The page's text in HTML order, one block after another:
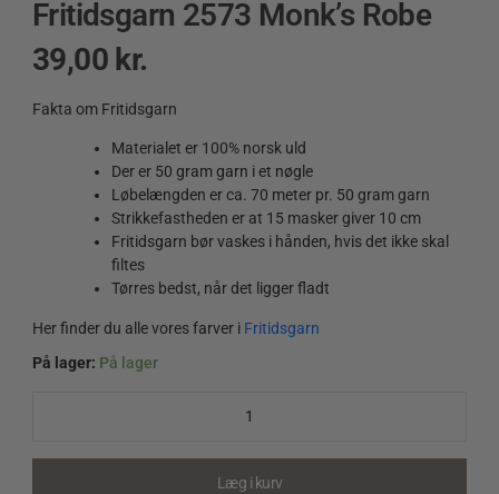
Fritidsgarn 2573 Monk’s Robe
39,00 kr.
Fakta om Fritidsgarn
Materialet er 100% norsk uld
Der er 50 gram garn i et nøgle
Løbelængden er ca. 70 meter pr. 50 gram garn
Strikkefastheden er at 15 masker giver 10 cm
Fritidsgarn bør vaskes i hånden, hvis det ikke skal
filtes
Tørres bedst, når det ligger fladt
Her finder du alle vores farver i Fritidsgarn
På lager: På lager
Fritidsgarn
Læg i kurv